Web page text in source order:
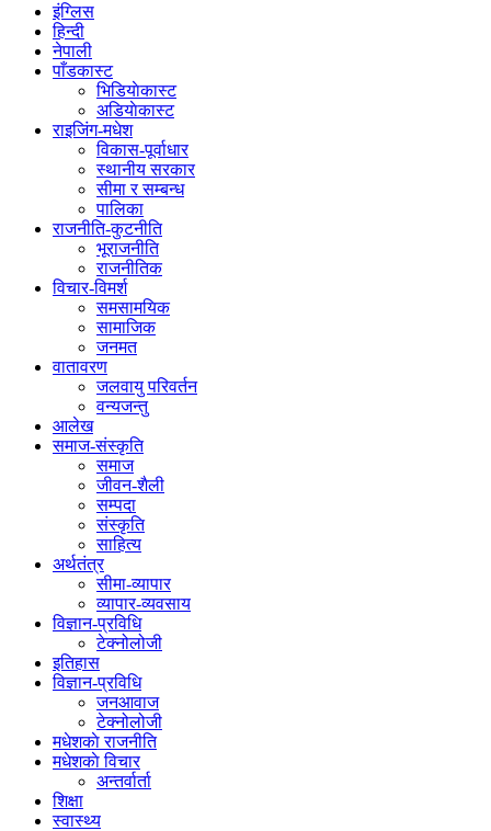
इंग्लिस
हिन्दी
नेपाली
पाँडकास्ट
भिडियाेकास्ट
अडियाेकास्ट
राइजिंग-मधेश
विकास-पूर्वाधार
स्थानीय सरकार
सीमा र सम्बन्ध
पालिका
राजनीति-कुटनीति
भूराजनीति
राजनीतिक
विचार-विमर्श
समसामयिक
सामाजिक
जनमत
वातावरण
जलवायु परिवर्तन
वन्यजन्तु
आलेख
समाज-संस्कृति
समाज
जीवन-शैली
सम्पदा
संस्कृति
साहित्य
अर्थतंत्र
सीमा-व्यापार
व्यापार-व्यवसाय
विज्ञान-प्रविधि
टेक्नोलोजी
इतिहास
विज्ञान-प्रविधि
जनआवाज
टेक्नोलोजी
मधेशकाे राजनीति
मधेशकाे विचार
अन्तर्वार्ता
शिक्षा
स्वास्थ्य